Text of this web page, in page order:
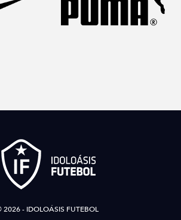
2026 - IDOLOÁSIS FUTEBOL